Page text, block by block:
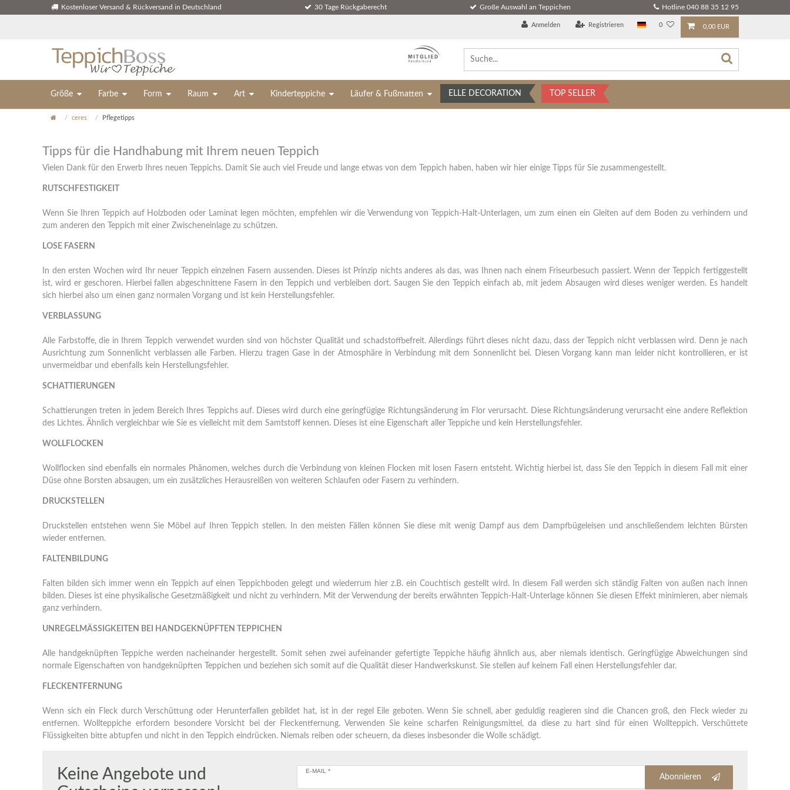
Kostenloser Versand & Rückversand in Deutschland 30 Tage Rückgaberecht Große Auswahl an Teppichen Hotline 040 88 35 12 95
Anmelden Registrieren 0 0,00 EUR
Größe Farbe Form Raum Art Kinderteppiche Läufer & Fußmatten ELLE DECORATION TOP SELLER
ceres Pflegetipps
Tipps für die Handhabung mit Ihrem neuen Teppich
Vielen Dank für den Erwerb Ihres neuen Teppichs. Damit Sie auch viel Freude und lange etwas von dem Teppich haben, haben wir hier einige Tipps für Sie zusammengestellt.
RUTSCHFESTIGKEIT
Wenn Sie Ihren Teppich auf Holzboden oder Laminat legen möchten, empfehlen wir die Verwendung von Teppich-Halt-Unterlagen, um zum einen ein Gleiten auf dem Boden zu verhindern und
zum anderen den Teppich mit einer Zwischeneinlage zu schützen.
LOSE FASERN
In den ersten Wochen wird Ihr neuer Teppich einzelnen Fasern aussenden. Dieses ist Prinzip nichts anderes als das, was Ihnen nach einem Friseurbesuch passiert. Wenn der Teppich fertiggestellt
ist, wird er geschoren. Hierbei fallen abgeschnittene Fasern in den Teppich und verbleiben dort. Saugen Sie den Teppich einfach ab, mit jedem Absaugen wird dieses weniger werden. Es handelt
sich hierbei also um einen ganz normalen Vorgang und ist kein Herstellungsfehler.
VERBLASSUNG
Alle Farbstoffe, die in Ihrem Teppich verwendet wurden sind von höchster Qualität und schadstoffbefreit. Allerdings führt dieses nicht dazu, dass der Teppich nicht verblassen wird. Denn je nach
Ausrichtung zum Sonnenlicht verblassen alle Farben. Hierzu tragen Gase in der Atmosphäre in Verbindung mit dem Sonnenlicht bei. Diesen Vorgang kann man leider nicht kontrollieren, er ist
unvermeidbar und ebenfalls kein Herstellungsfehler.
SCHATTIERUNGEN
Schattierungen treten in jedem Bereich Ihres Teppichs auf. Dieses wird durch eine geringfügige Richtungsänderung im Flor verursacht. Diese Richtungsänderung verursacht eine andere Reflektion
des Lichtes. Ähnlich vergleichbar wie Sie es vielleicht mit dem Samtstoff kennen. Dieses ist eine Eigenschaft aller Teppiche und kein Herstellungsfehler.
WOLLFLOCKEN
Wollflocken sind ebenfalls ein normales Phänomen, welches durch die Verbindung von kleinen Flocken mit losen Fasern entsteht. Wichtig hierbei ist, dass Sie den Teppich in diesem Fall mit einer
Düse ohne Borsten absaugen, um ein zusätzliches Herausreißen von weiteren Schlaufen oder Fasern zu verhindern.
DRUCKSTELLEN
Druckstellen entstehen wenn Sie Möbel auf Ihren Teppich stellen. In den meisten Fällen können Sie diese mit wenig Dampf aus dem Dampfbügeleisen und anschließendem leichten Bürsten
wieder entfernen.
FALTENBILDUNG
Falten bilden sich immer wenn ein Teppich auf einen Teppichboden gelegt und wiederrum hier z.B. ein Couchtisch gestellt wird. In diesem Fall werden sich ständig Falten von außen nach innen
bilden. Dieses ist eine physikalische Gesetzmäßigkeit und nicht zu verhindern. Mit der Verwendung der bereits erwähnten Teppich-Halt-Unterlage können Sie diesen Effekt minimieren, aber niemals
ganz verhindern.
UNREGELMÄSSIGKEITEN BEI HANDGEKNÜPFTEN TEPPICHEN
Alle handgeknüpften Teppiche werden nacheinander hergestellt. Somit sehen zwei aufeinander gefertigte Teppiche häufig ähnlich aus, aber niemals identisch. Geringfügige Abweichungen sind
normale Eigenschaften von handgeknüpften Teppichen und beziehen sich somit auf die Qualität dieser Handwerkskunst. Sie stellen auf keinem Fall einen Herstellungsfehler dar.
F LECKENTFERNUNG
Wenn sich ein Fleck durch Verschüttung oder Herunterfallen gebildet hat, ist in der regel Eile geboten. Wenn Sie schnell, aber geduldig reagieren sind die Chancen groß, den Fleck wieder zu
entfernen. Wollteppiche erfordern besondere Vorsicht bei der Fleckentfernung. Verwenden Sie keine scharfen Reinigungsmittel, da diese zu hart sind für einen Wollteppich. Verschüttete
Flüssigkeiten bitte abtupfen und nicht in den Teppich eindrücken. Niemals reiben oder scheuern, da dieses insbesonder die Wolle schädigt.
Keine Angebote und
E-MAIL *
Abonnieren